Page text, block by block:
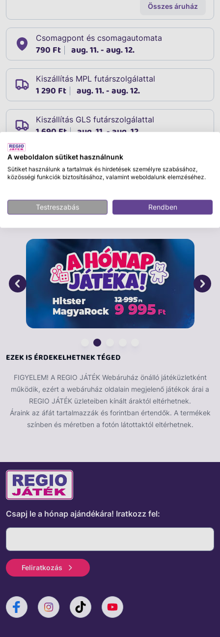
Összes áruház
Csomagpont és csomagautomata
790 Ft aug. 11. - aug. 12.
Kiszállítás MPL futárszolgálattal
1 290 Ft aug. 11. - aug. 12.
Kiszállítás GLS futárszolgálattal
1 690 Ft aug. 11. - aug. 12.
Leírás Cikkszám:36445
EZEK IS ÉRDEKELHETNEK TÉGED
FIGYELEM! A REGIO JÁTÉK Webáruház önálló játéküzletként
működik, ezért a webáruház oldalain megjelenő játékok árai a
REGIO JÁTÉK üzleteiben kínált áraktól eltérhetnek.
Áraink az áfát tartalmazzák és forintban értendők. A termékek
színben és méretben a fotón látottaktól eltérhetnek.
Csapj le a hónap ajándékára! Iratkozz fel:
Feliratkozás
A weboldalon sütiket használnunk
Sütiket használunk a tartalmak és hirdetések személyre szabásához,
közösségi funkciók biztosításához, valamint weboldalunk elemzéséhez.
Testreszabás Rendben